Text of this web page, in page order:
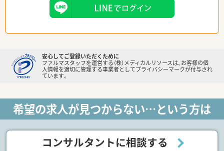
安心してご登録いただくために
ファルマスタッフを運営する（株）メディカルリソースは、お客様の個
人情報を適切に管理する事業者としてプライバシーマークが付与され
ています。
希望の求人が見つからない…という方は
コンサルタントに相談する